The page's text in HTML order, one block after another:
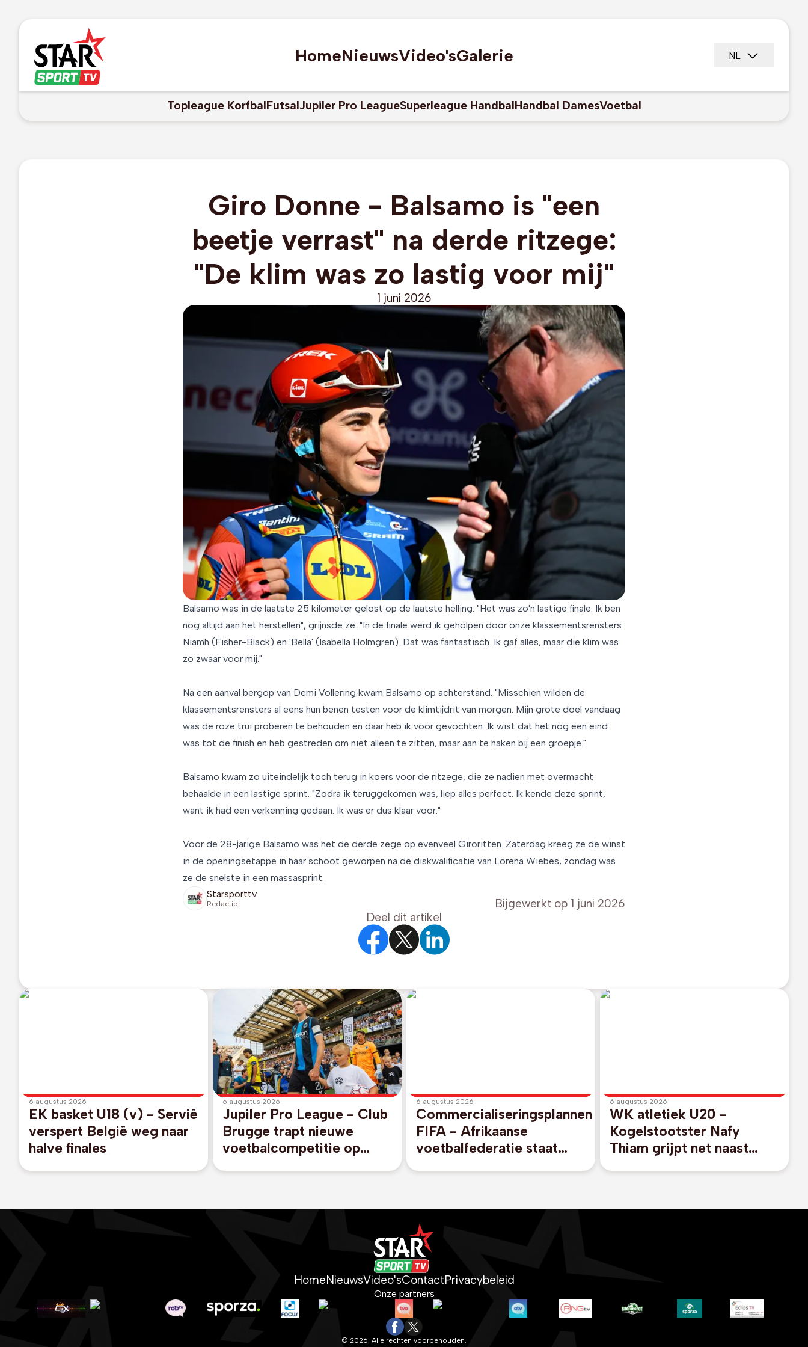
HomeNieuwsVideo'sGalerie NL
Topleague KorfbalFutsalJupiler Pro LeagueSuperleague HandbalHandbal DamesVoetbal
Giro Donne - Balsamo is "een
beetje verrast" na derde ritzege:
"De klim was zo lastig voor mij"
1 juni 2026
Balsamo was in de laatste 25 kilometer gelost op de laatste helling. "Het was zo'n lastige finale. Ik ben
nog altijd aan het herstellen", grijnsde ze. "In de finale werd ik geholpen door onze klassementsrensters
Niamh (Fisher-Black) en 'Bella' (Isabella Holmgren). Dat was fantastisch. Ik gaf alles, maar die klim was
zo zwaar voor mij."
Na een aanval bergop van Demi Vollering kwam Balsamo op achterstand. "Misschien wilden de
klassementsrensters al eens hun benen testen voor de klimtijdrit van morgen. Mijn grote doel vandaag
was de roze trui proberen te behouden en daar heb ik voor gevochten. Ik wist dat het nog een eind
was tot de finish en heb gestreden om niet alleen te zitten, maar aan te haken bij een groepje."
Balsamo kwam zo uiteindelijk toch terug in koers voor de ritzege, die ze nadien met overmacht
behaalde in een lastige sprint. "Zodra ik teruggekomen was, liep alles perfect. Ik kende deze sprint,
want ik had een verkenning gedaan. Ik was er dus klaar voor."
Voor de 28-jarige Balsamo was het de derde zege op evenveel Giroritten. Zaterdag kreeg ze de winst
in de openingsetappe in haar schoot geworpen na de diskwalificatie van Lorena Wiebes, zondag was
ze de snelste in een massasprint.
Starsporttv
Redactie Bijgewerkt op 1 juni 2026
Deel dit artikel
6 augustus 2026
EK basket U18 (v) - Servië
verspert België weg naar
halve finales
6 augustus 2026
Jupiler Pro League - Club
Brugge trapt nieuwe
voetbalcompetitie op
6 augustus 2026
Commercialiseringsplannen
FIFA - Afrikaanse
voetbalfederatie staat
6 augustus 2026
WK atletiek U20 -
Kogelstootster Nafy
Thiam grijpt net naast
HomeNieuwsVideo'sContactPrivacybeleid
Onze partners
© 2026. Alle rechten voorbehouden.